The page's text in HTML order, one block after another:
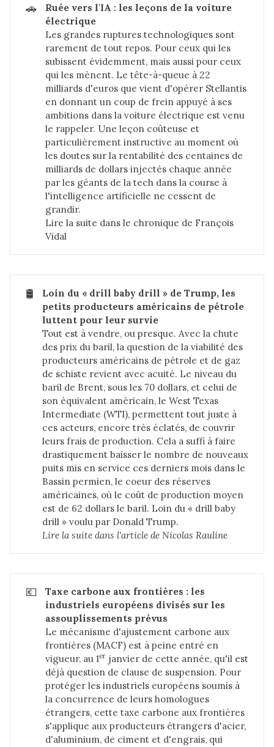
🚗
Ruée vers l'IA : les leçons de la voiture
électrique
Les grandes ruptures technologiques sont
rarement de tout repos. Pour ceux qui les
subissent évidemment, mais aussi pour ceux
qui les mènent. Le tête-à-queue à 22
milliards d'euros que vient d'opérer Stellantis
en donnant un coup de frein appuyé à ses
ambitions dans la voiture électrique est venu
le rappeler. Une leçon coûteuse et
particulièrement instructive au moment où
les doutes sur la rentabilité des centaines de
milliards de dollars injectés chaque année
par les géants de la tech dans la course à
l'intelligence artificielle ne cessent de
grandir.
Lire la suite dans le chronique de François
Vidal
🛢️
Loin du « drill baby drill » de Trump, les
petits producteurs américains de pétrole
luttent pour leur survie
Tout est à vendre, ou presque. Avec la chute
des prix du baril, la question de la viabilité des
producteurs américains de pétrole et de gaz
de schiste revient avec acuité. Le niveau du
baril de Brent, sous les 70 dollars, et celui de
son équivalent américain, le West Texas
Intermediate (WTI), permettent tout juste à
ces acteurs, encore très éclatés, de couvrir
leurs frais de production. Cela a suffi à faire
drastiquement baisser le nombre de nouveaux
puits mis en service ces derniers mois dans le
Bassin permien, le coeur des réserves
américaines, où le coût de production moyen
est de 62 dollars le baril. Loin du « drill baby
drill » voulu par Donald Trump.
Lire la suite dans l'article de Nicolas Rauline
💶
Taxe carbone aux frontières : les
industriels européens divisés sur les
assouplissements prévus
Le mécanisme d'ajustement carbone aux
frontières (MACF) est à peine entré en
vigueur, au 1er janvier de cette année, qu'il est
déjà question de clause de suspension. Pour
protéger les industriels européens soumis à
la concurrence de leurs homologues
étrangers, cette taxe carbone aux frontières
s'applique aux producteurs étrangers d'acier,
d'aluminium, de ciment et d'engrais, qui